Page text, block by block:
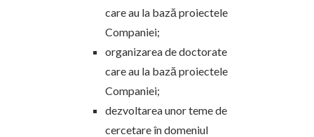
care au la bază proiectele
Companiei;
organizarea de doctorate
care au la bază proiectele
Companiei;
dezvoltarea unor teme de
cercetare în domeniul